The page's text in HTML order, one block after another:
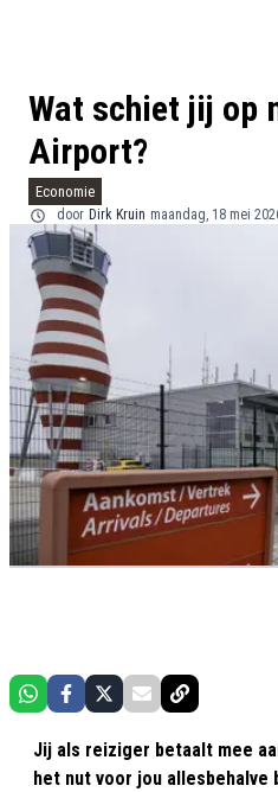
Wat schiet jij op
Airport?
Economie
door Dirk Kruin maandag, 18 mei
Jij als reiziger betaalt mee
het nut voor jou allesbehalve